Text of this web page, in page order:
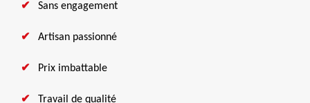
Sans engagement
Artisan passionné
Prix imbattable
Travail de qualité